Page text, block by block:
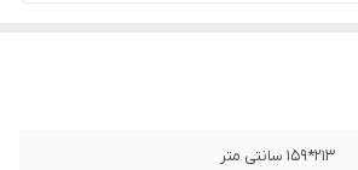
213*159 سانتی متر